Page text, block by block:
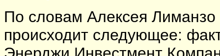
По словам Алексея
происходит следующее: